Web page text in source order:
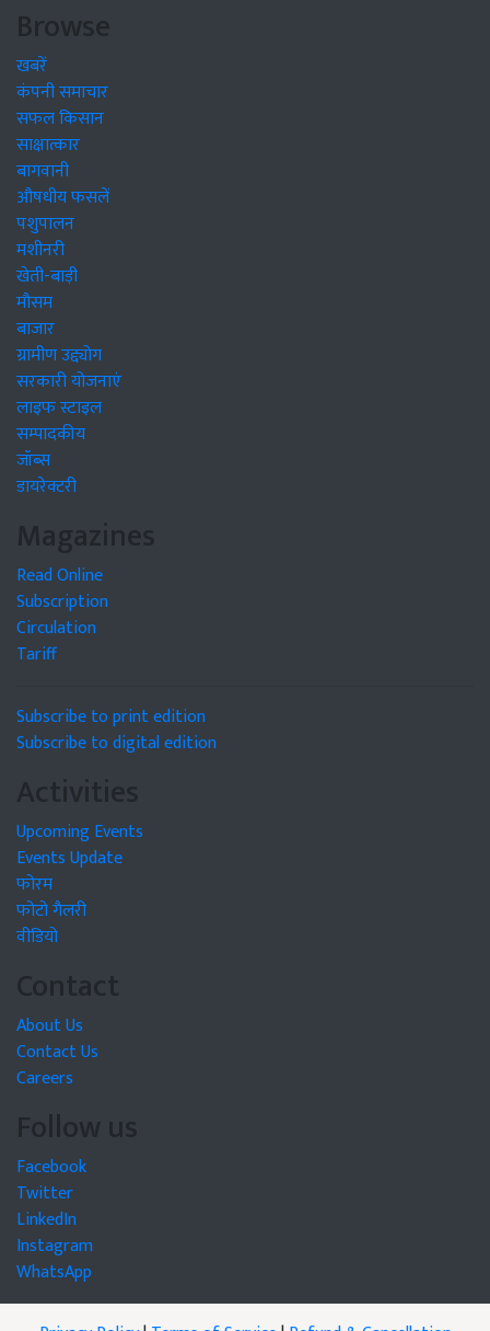
Browse
खबरें
कंपनी समाचार
सफल किसान
साक्षात्कार
बागवानी
औषधीय फसलें
पशुपालन
मशीनरी
खेती-बाड़ी
मौसम
बाजार
ग्रामीण उद्द्योग
सरकारी योजनाएं
लाइफ स्टाइल
सम्पादकीय
जॉब्स
डायरेक्टरी
Magazines
Read Online
Subscription
Circulation
Tariff
Subscribe to print edition
Subscribe to digital edition
Activities
Upcoming Events
Events Update
फोरम
फोटो गैलरी
वीडियो
Contact
About Us
Contact Us
Careers
Follow us
Facebook
Twitter
LinkedIn
Instagram
WhatsApp